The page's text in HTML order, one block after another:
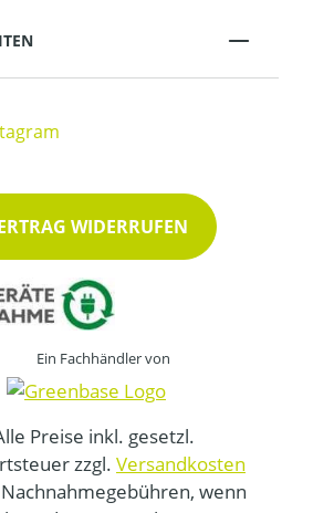
WIDERRUFEN
Ein Fachhändler von
Preise inkl. gesetzl.
zzgl. Versandkosten
wenn